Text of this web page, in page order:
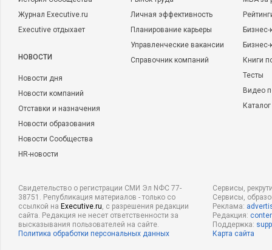
Журнал Executive.ru
Executive отдыхает
НОВОСТИ
Новости дня
Новости компаний
Отставки и назначения
Новости образования
Новости Сообщества
HR-новости
Личная эффективность
Планирование карьеры
Управленческие вакансии
Справочник компаний
Бизнес-
Книги
Тесты
Видео
Свидетельство о регистрации СМИ Эл NФС 77-
38751. Републикация материалов - только со
ссылкой на Executive.ru, с разрешения редакции
сайта. Редакция не несет ответственности за
высказывания пользователей на сайте.
Политика обработки персональных данных
Сервисы,
Сервисы,
Реклама:
Редакция:
Поддержка:
Карта сайта